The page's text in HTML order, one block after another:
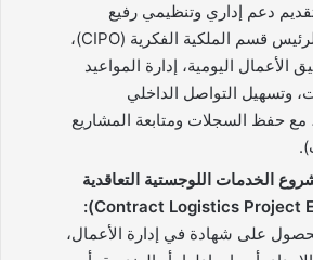
دعم إداري وتنظيمي رفيع
المستوى لرئيس قسم الملكية الفكرية (CIPO)،
الأعمال اليومية، إدارة المواعيد
وتسهيل التواصل الداخلي
مع حفظ السجلات ومتابعة المشاريع
الخدمات اللوجستية التعاقدية
على شهادة في إدارة الأعمال،